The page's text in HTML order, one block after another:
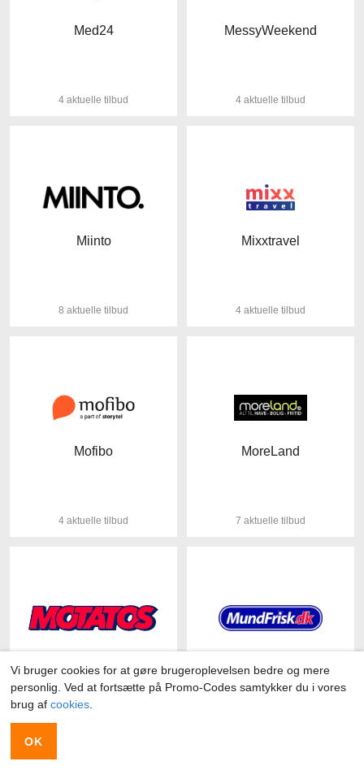
Med24
4 aktuelle tilbud
MessyWeekend
4 aktuelle tilbud
Miinto
8 aktuelle tilbud
Mixxtravel
4 aktuelle tilbud
Mofibo
4 aktuelle tilbud
MoreLand
7 aktuelle tilbud
Vi bruger cookies for at gøre brugeroplevelsen bedre og mere
personlig. Ved at fortsætte på Promo-Codes samtykker du i vores
brug af cookies
OK